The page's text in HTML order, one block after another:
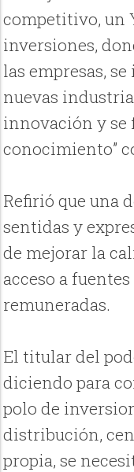
competitivo, un
inversiones,
las empresas,
nuevas
innovación y se
conocimiento”
Refirió que una
sentidas y
de mejorar la
acceso a
remuneradas.
El titular del
diciendo para
polo de
distribución,
propia, se